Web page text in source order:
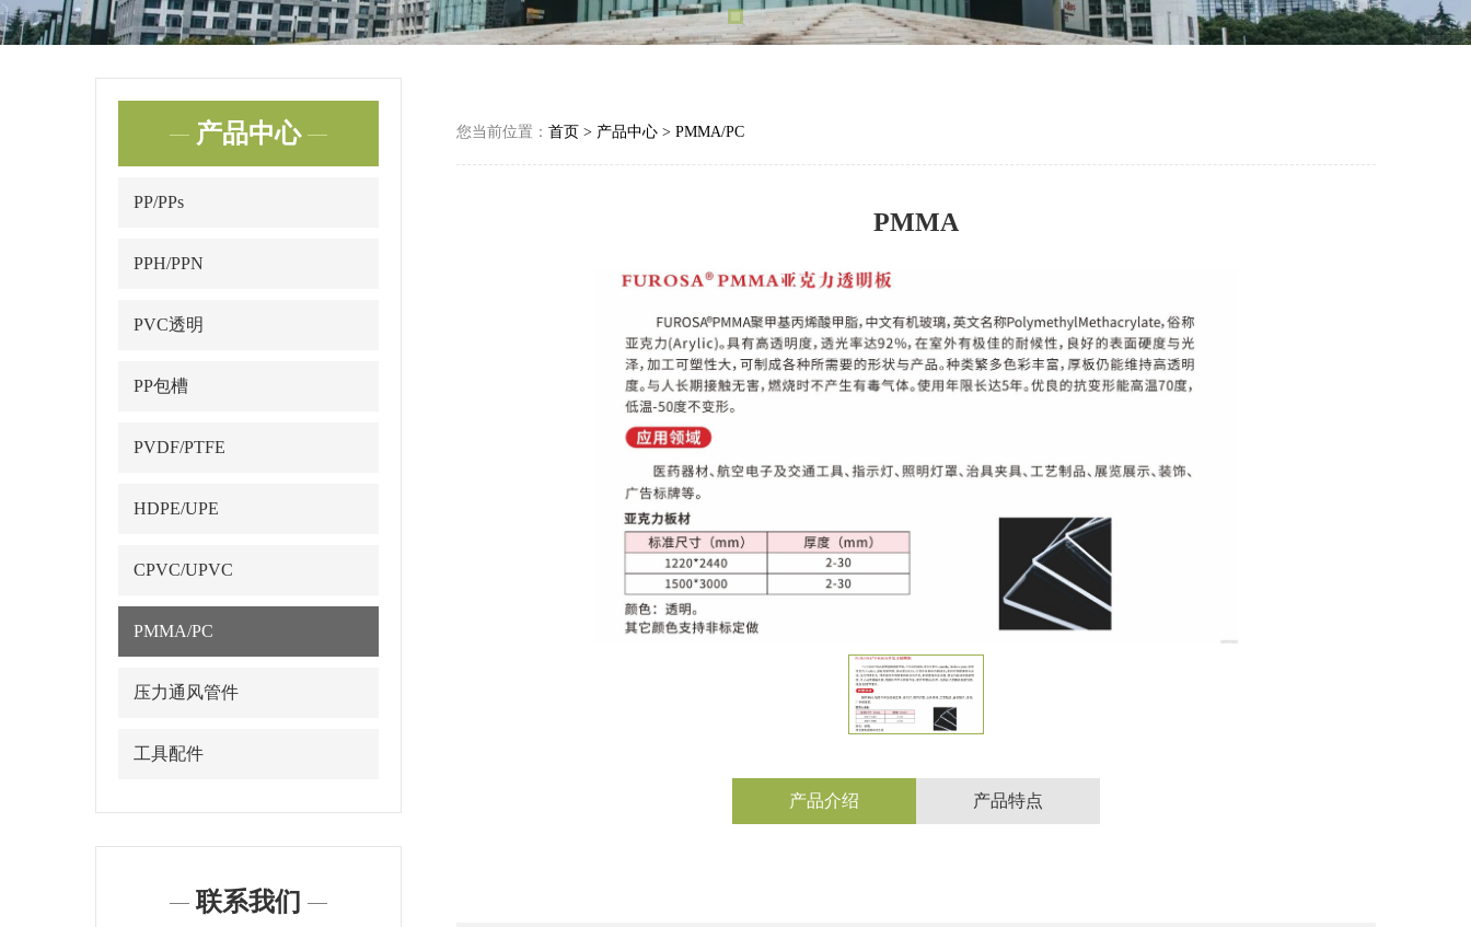
产品中心
PP/PPs
PPH/PPN
PVC透明
PP包槽
PVDF/PTFE
HDPE/UPE
CPVC/UPVC
PMMA/PC
压力通风管件
工具配件
联系我们
您当前位置： 首页 > 产品中心 > PMMA/PC
PMMA
产品介绍 产品特点